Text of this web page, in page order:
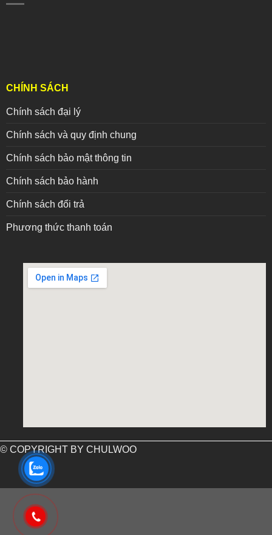
CHÍNH SÁCH
Chính sách đại lý
Chính sách và quy định chung
Chính sách bảo mật thông tin
Chính sách bảo hành
Chính sách đổi trả
Phương thức thanh toán
embed google map into website
© COPYRIGHT BY CHULWOO